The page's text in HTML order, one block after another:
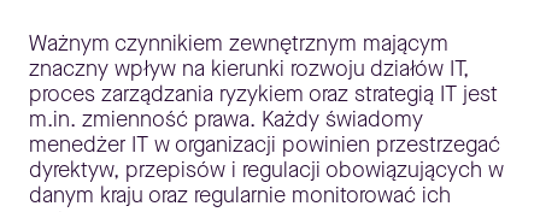
Ważnym czynnikiem zewnętrznym mającym
znaczny wpływ na kierunki rozwoju działów IT,
proces zarządzania ryzykiem oraz strategią IT jest
m.in. zmienność prawa. Każdy świadomy
menedżer IT w organizacji powinien przestrzegać
dyrektyw, przepisów i regulacji obowiązujących w
danym kraju oraz regularnie monitorować ich